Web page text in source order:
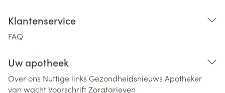
Klantenservice
FAQ
Uw apotheek
Over ons Nuttige links Gezondheidsnieuws Apotheker
van wachtVoorschriftZorgtarieven